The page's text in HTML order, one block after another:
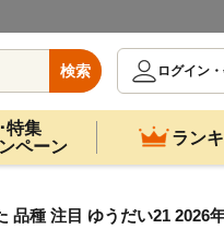
検索
ログイン
特集
ペーン
ラン
品種 注目 ゆうだい21 2026